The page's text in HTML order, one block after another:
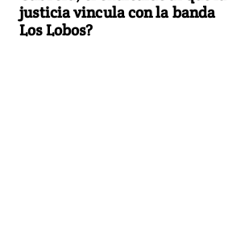
justicia vincula con la banda
Los Lobos?